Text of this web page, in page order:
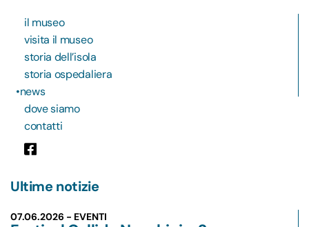
il museo
visita il museo
storia dell’isola
storia ospedaliera
news
dove siamo
contatti
Ultime notizie
07.06.2026 - EVENTI